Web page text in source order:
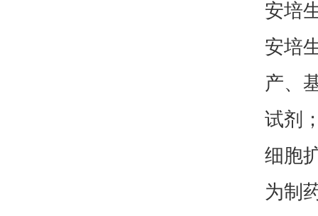
安培
安培
产、
试剂
细胞
为制